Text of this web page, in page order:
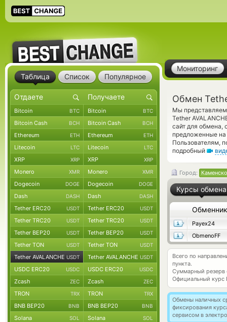
Мониторинг
Обмен
Мы представляем
Tether
сайт для обмена,
предложенные
Пользователям,
подробный
Город:
Курсы обмена
Обменник
Payex24
ObmenoFF
Всего по
пункта.
Суммарный резерв
Официальный курс
Обмены наличных
фиксирования
сервисом в
Таблица Список Популярное
Bitcoin BTC Bitcoin BTC
Bitcoin Cash BCH Bitcoin Cash BCH
Ethereum ETH Ethereum ETH
Litecoin LTC Litecoin LTC
XRP XRP XRP XRP
Monero XMR Monero XMR
Dogecoin DOGE Dogecoin DOGE
Dash DASH Dash DASH
Tether ERC20 USDT Tether ERC20 USDT
Tether TRC20 USDT Tether TRC20 USDT
Tether BEP20 USDT Tether BEP20 USDT
Tether TON USDT Tether TON USDT
Tether AVALANCHE USDT Tether AVALANCHE USDT
USDC ERC20 USDC USDC ERC20 USDC
Zcash ZEC Zcash ZEC
TRON TRX TRON TRX
BNB BEP20 BNB BNB BEP20 BNB
Solana SOL Solana SOL